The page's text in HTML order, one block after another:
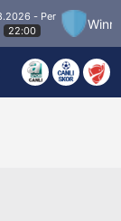
- Per
Winner